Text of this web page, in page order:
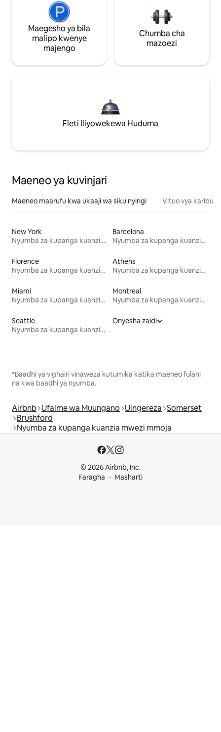
Maegesho ya bila
malipo kwenye
majengo
Chumba cha
mazoezi
Fleti Iliyowekewa Huduma
Maeneo ya kuvinjari
Maeneo maarufu kwa ukaaji wa siku nyingi Vituo vya karibu
New York
Nyumba za kupanga kuanzia mwezi mmoja
Barcelona
Nyumba za kupanga kuanzia mwezi mmoja
Florence
Nyumba za kupanga kuanzia mwezi mmoja
Athens
Nyumba za kupanga kuanzia mwezi mmoja
Miami
Nyumba za kupanga kuanzia mwezi mmoja
Montreal
Nyumba za kupanga kuanzia mwezi mmoja
Seattle
Nyumba za kupanga kuanzia mwezi mmoja
Onyesha zaidi
*Baadhi ya vighairi vinaweza kutumika katika maeneo fulani
na kwa baadhi ya nyumba.
Airbnb Ufalme wa Muungano Uingereza Somerset
Brushford
Nyumba za kupanga kuanzia mwezi mmoja
© 2026 Airbnb, Inc.
Faragha
Masharti